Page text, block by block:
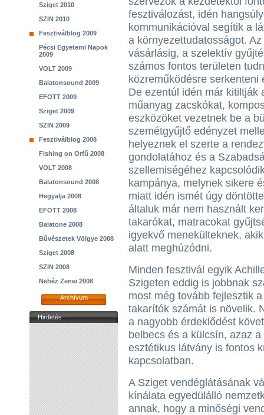
Sziget 2010
SZIN 2010
Fesztiválblog 2009
Pécsi Egyetemi Napok
2009
VOLT 2009
Balatonsound 2009
EFOTT 2009
Sziget 2009
SZIN 2009
Fesztiválblog 2008
Fishing on Orfű 2008
VOLT 2008
Balatonsound 2008
Hegyalja 2008
EFOTT 2008
Balatone 2008
Bűvészetek Völgye 2008
Sziget 2008
SZIN 2008
Nehéz Zenei 2008
Archívum
Hirdetés
fesztiválozást, idén
kommunikációval segítik a
a környezettudatosságot.
vásárlásig, a szelektív
számos fontos területen
közreműködésre
De ezentúl idén már kitiltják
műanyag zacskókat,
eszközöket vezetnek be a
szemétgyűjtő edényzet
helyeznek el szerte a
gondolatához és a
szellemiségéhez
kampánya, melynek sikere
miatt idén ismét úgy
általuk már nem használt
takarókat, matracokat
igyekvő menekülteknek,
alatt meghúzódni.
Minden fesztivál egyik
Szigeten eddig is jobbnak
most még tovább fejlesztik
takarítók számát is növelik.
a nagyobb érdeklődést
belbecs és a külcsín, azaz
esztétikus látvány is fontos
kapcsolatban.
A Sziget vendéglátásának
kínálata egyedülálló
annak, hogy a minőségi